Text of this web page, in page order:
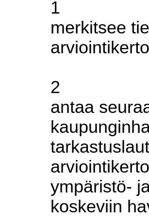
1
merkitsee
2
antaa
ympäristö-
koskeviin